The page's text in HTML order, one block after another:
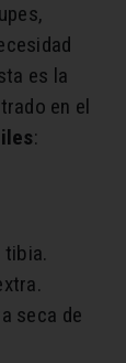
es la
en el
:
tibia.
seca de